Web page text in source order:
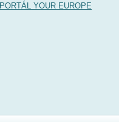
PORTÁL YOUR EUROPE